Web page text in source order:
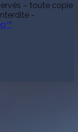
– toute copie
-